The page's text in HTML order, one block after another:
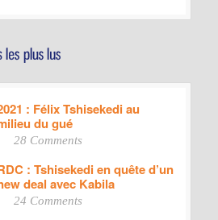
: Félix Tshisekedi au
du gué
28 Comments
: Tshisekedi en quête d’un
deal avec Kabila
24 Comments